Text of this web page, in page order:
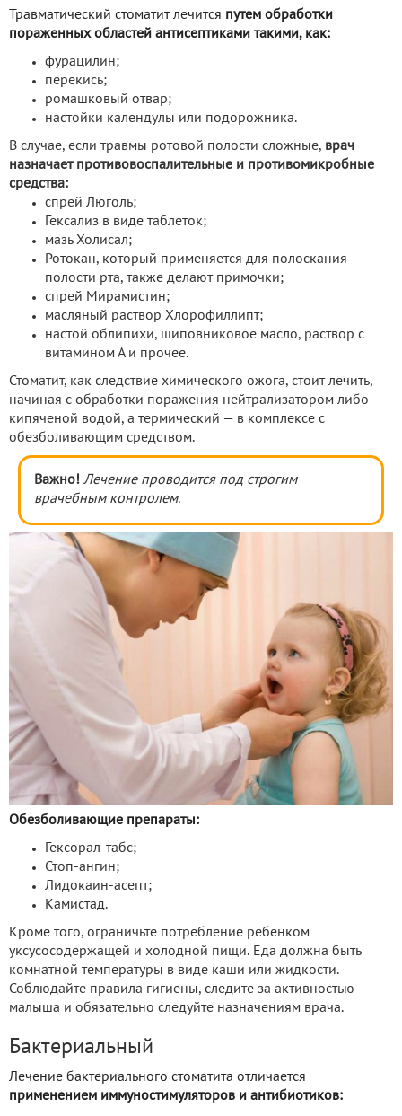
Травматический стоматит лечится путем обработки
пораженных областей антисептиками такими, как:
фурацилин;
перекись;
ромашковый отвар;
настойки календулы или подорожника.
В случае, если травмы ротовой полости сложные, врач
назначает противовоспалительные и противомикробные
средства:
спрей Люголь;
Гексализ в виде таблеток;
мазь Холисал;
Ротокан, который применяется для полоскания
полости рта, также делают примочки;
спрей Мирамистин;
масляный раствор Хлорофиллипт;
настой облипихи, шиповниковое масло, раствор с
витамином А и прочее.
Стоматит, как следствие химического ожога, стоит лечить,
начиная с обработки поражения нейтрализатором либо
кипяченой водой, а термический — в комплексе с
обезболивающим средством.
Важно! Лечение проводится под строгим
врачебным контролем.
Обезболивающие препараты:
Гексорал-табс;
Стоп-ангин;
Лидокаин-асепт;
Камистад.
Кроме того, ограничьте потребление ребенком
уксусосодержащей и холодной пищи. Еда должна быть
комнатной температуры в виде каши или жидкости.
Соблюдайте правила гигиены, следите за активностью
малыша и обязательно следуйте назначениям врача.
Бактериальный
Лечение бактериального стоматита отличается
применением иммуностимуляторов и антибиотиков: